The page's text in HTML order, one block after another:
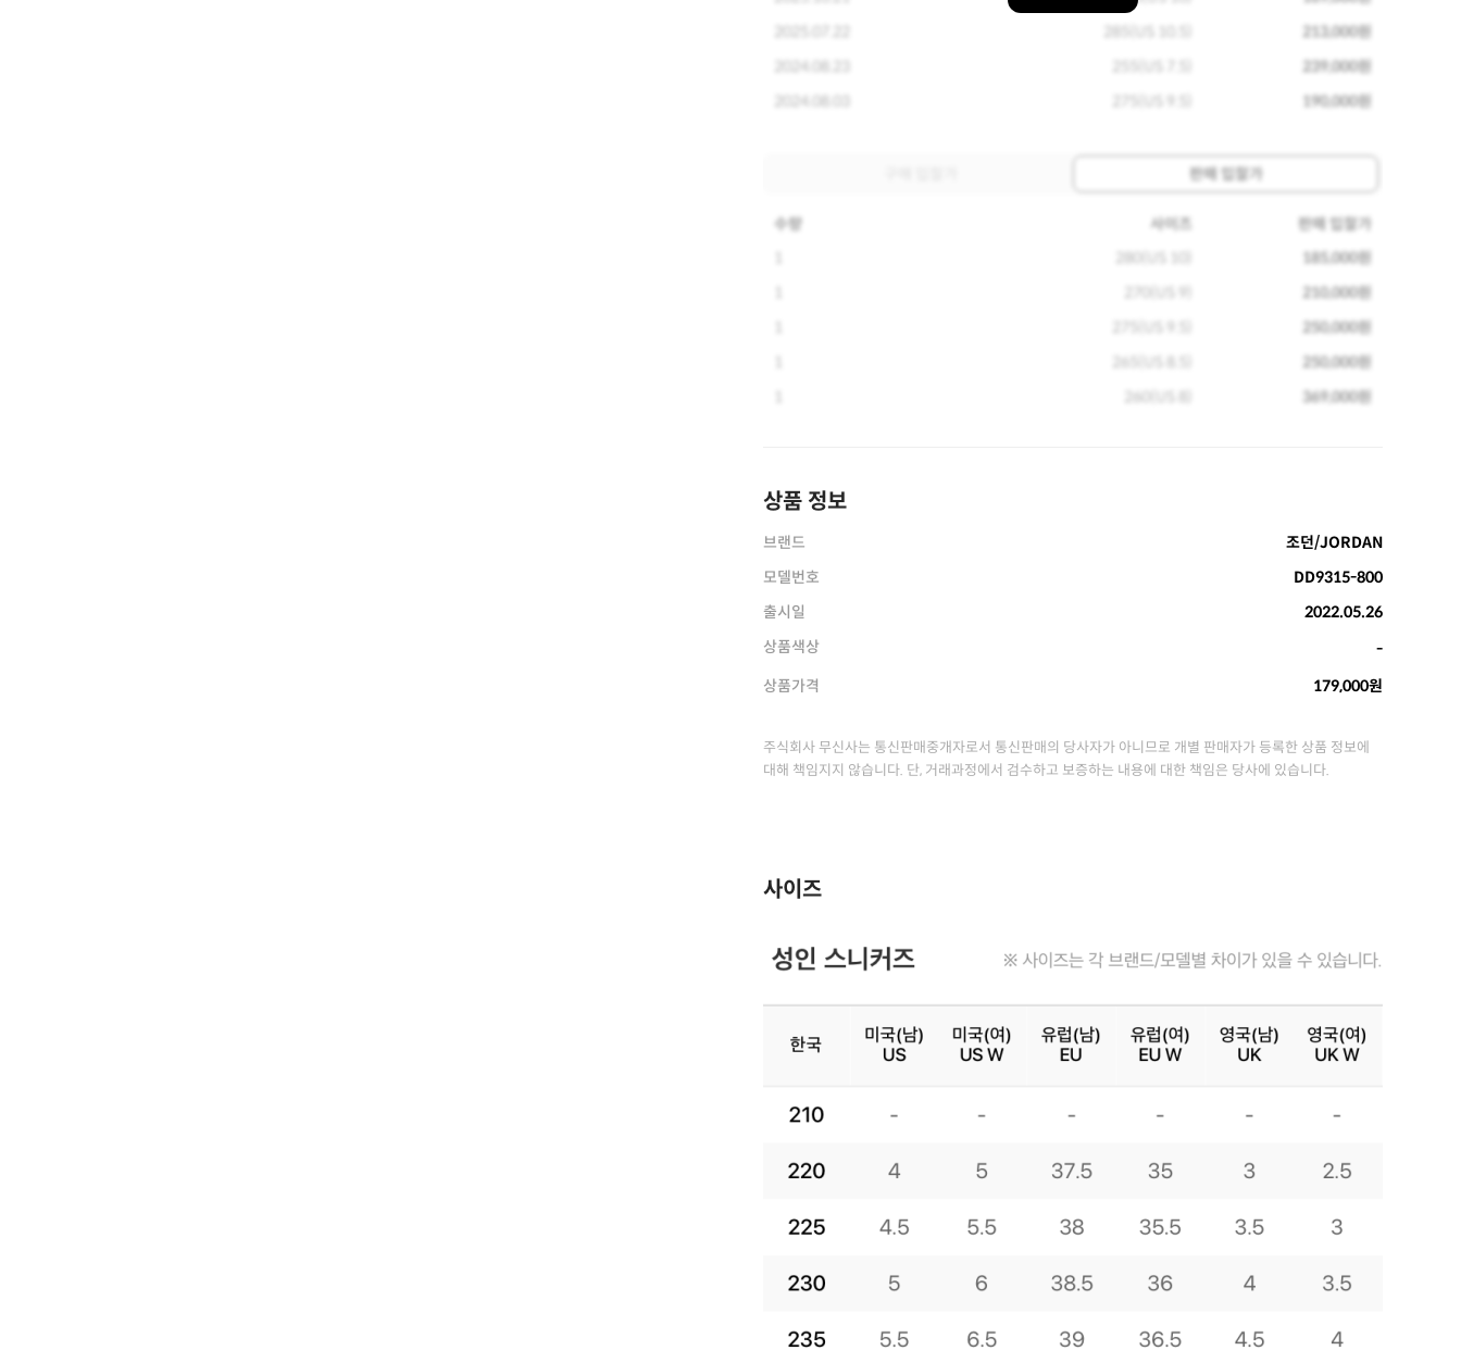
213,000원
2024.08.23
239,000원
2024.08.03
190,000원
판매 입찰가
수량 사이즈
판매 입찰가
280(US 10)
185,000원
210,000원
250,000원
265(US 8.5)
250,000원
260(US 8) 369,000원
상품 정보
브랜드
조던/JORDAN
모델번호
DD9315-800
출시일
2022.05.26
상품색상
-
상품가격
179,000원
주식회사 무신사는 통신판매중개자로서 통신판매의 당사자가 아니므로 개별 판매자가 등록한 상품 정보에
대해 책임지지 않습니다. 단, 거래과정에서 검수하고 보증하는 내용에 대한 책임은 당사에 있습니다.
사이즈